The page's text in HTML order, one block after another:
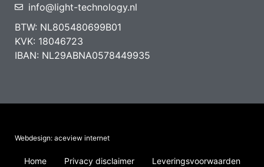
info@light-technology.nl
BTW: NL805480699B01
KVK: 18046723
IBAN: NL29ABNA0578449935
Webdesign: aceview internet
Home Privacy disclaimer Leveringsvoorwaarden